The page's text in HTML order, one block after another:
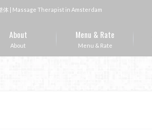
体 | Massage Therapist in Amsterdam
About
About
Menu & Rate
Menu & Rate